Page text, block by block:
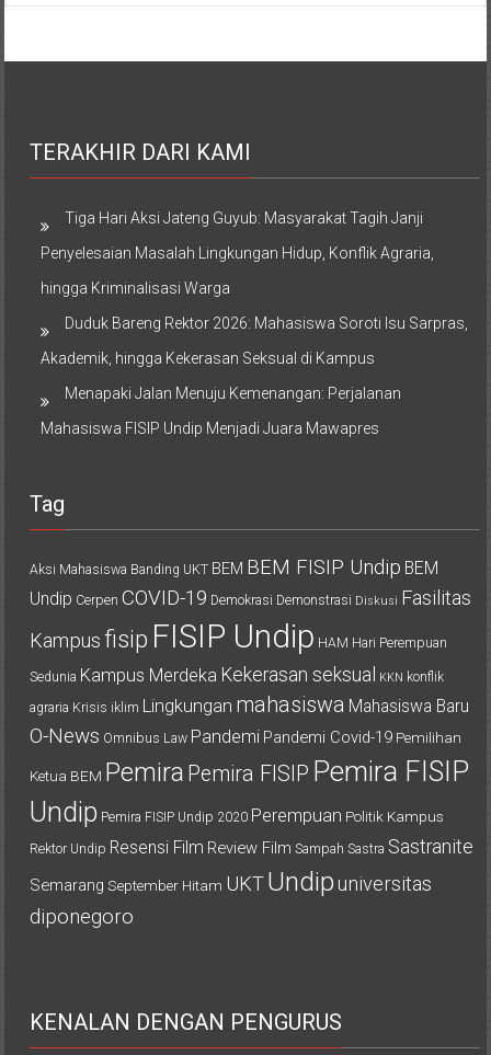
TERAKHIR DARI KAMI
Tiga Hari Aksi Jateng Guyub: Masyarakat Tagih Janji
Penyelesaian Masalah Lingkungan Hidup, Konflik Agraria,
hingga Kriminalisasi Warga
Duduk Bareng Rektor 2026: Mahasiswa Soroti Isu Sarpras,
Akademik, hingga Kekerasan Seksual di Kampus
Menapaki Jalan Menuju Kemenangan: Perjalanan
Mahasiswa FISIP Undip Menjadi Juara Mawapres
Tag
Aksi Mahasiswa Banding UKT BEM BEM FISIP Undip BEM
Undip Cerpen COVID-19 Demokrasi Demonstrasi Diskusi Fasilitas
Kampus fisip FISIP Undip HAM Hari Perempuan
Sedunia Kampus Merdeka Kekerasan seksual KKN konflik
agraria Krisis iklim Lingkungan mahasiswa Mahasiswa Baru
O-News Omnibus Law Pandemi Pandemi Covid-19 Pemilihan
Ketua BEM Pemira Pemira FISIP Pemira FISIP
Undip Pemira FISIP Undip 2020 Perempuan Politik Kampus
Rektor Undip Resensi Film Review Film Sampah Sastra Sastranite
Semarang September Hitam UKTUndip universitas
diponegoro
KENALAN DENGAN PENGURUS